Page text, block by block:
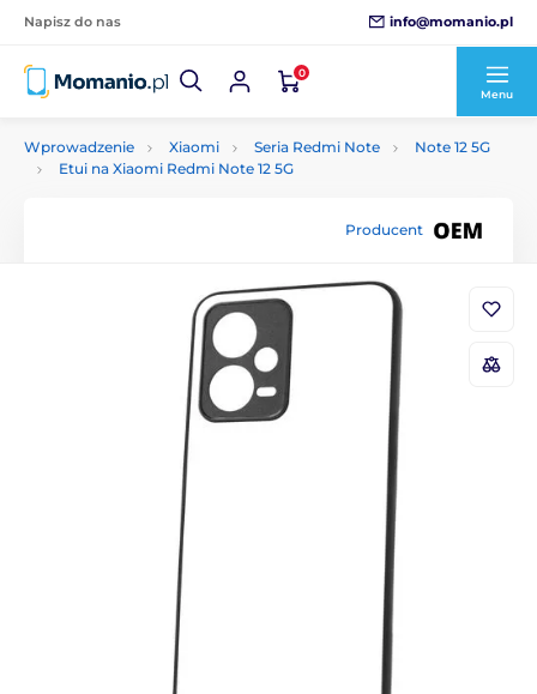
Napisz do nas info@momanio.pl
0
Menu
Wprowadzenie Xiaomi Seria Redmi Note
Note 12 5G
Etui na Xiaomi Redmi Note 12 5G
Producent